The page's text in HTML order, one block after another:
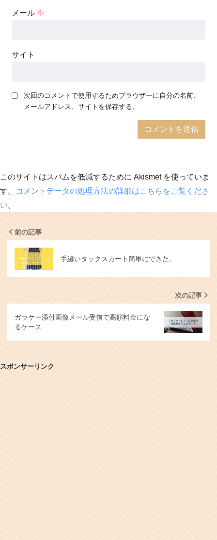
メール ※
サイト
次回のコメントで使用するためブラウザーに自分の名前、
メールアドレス、サイトを保存する。
このサイトはスパムを低減するために Akismet を使っていま
す。
コメントデータの処理方法の詳細はこちらをご覧くださ
い。
前の記事
手縫いタックスカート簡単にできた。
次の記事
ガラケー添付画像メール受信で高額料金にな
るケース
スポンサーリンク